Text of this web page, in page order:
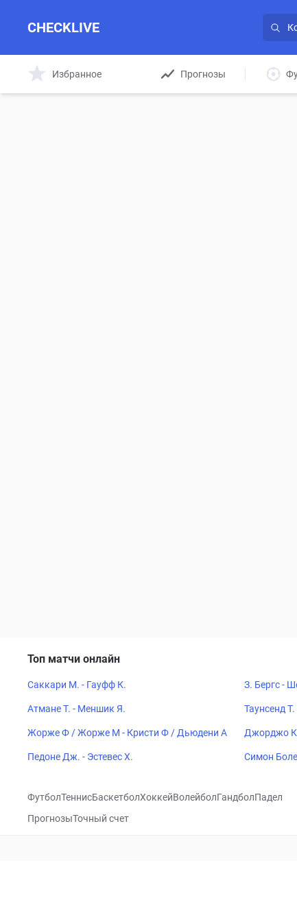
CHECKLIVE
Избранное Прогнозы
Топ матчи онлайн
Саккари М. - Гауфф К. З. Бергс -
Атмане Т. - Меншик Я. Таунсенд
Жорже Ф / Жорже М - Кристи Ф / Дьюдени А Джорджо
Педоне Дж. - Эстевес Х.
Симон
ФутболТеннисБаскетболХоккейВолейболГандболПадел
ПрогнозыТочный счет